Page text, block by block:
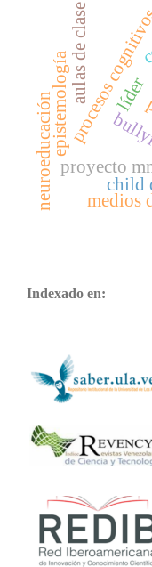
líder
procesos
medios
child
epistemología
proyecto
neuroeducación
aulas de clase
Indexado en: